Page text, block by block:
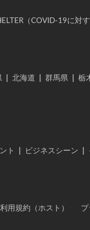
（COVID-19に対
北海道 群馬県 栃
ト ビジネスシーン
利用規約（ホスト）